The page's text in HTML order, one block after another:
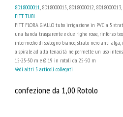
8D18000011, 8D18000015, 8D18000012,
FITT TUBI
FITT FLORA GIALLO tubo irrigazione in PVC a 5
una banda trasparente e due righe rosse, rinforzo
intermedio di sostegno bianco, strato nero anti-
a spirale ad alta tenacità ne permette un uso
15-25-50 m e Ø 19 in rotoli da 25-50 m
Vedi altri 5 articoli collegati
confezione da 1,00 Rotolo